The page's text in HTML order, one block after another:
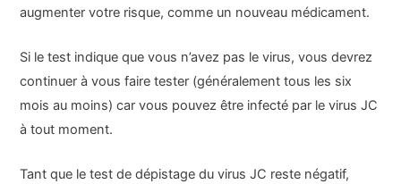
augmenter votre risque, comme un nouveau médicament.
Si le test indique que vous n’avez pas le virus, vous devrez
continuer à vous faire tester (généralement tous les six
mois au moins) car vous pouvez être infecté par le virus JC
à tout moment.
Tant que le test de dépistage du virus JC reste négatif,